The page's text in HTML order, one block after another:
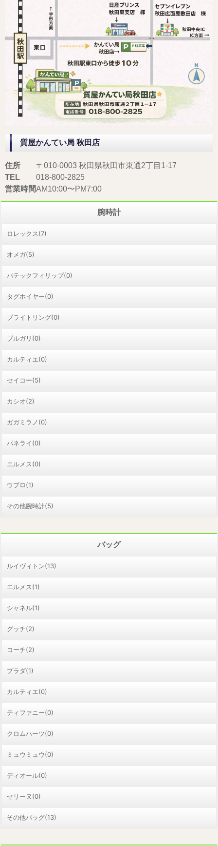
質屋かんてい局 秋田店
住所
〒010-0003 秋田県秋田市東通2丁目1-17
TEL
018-800-2825
営業時間AM10:00〜PM7:00
腕時計
ロレックス(7)
オメガ(5)
パテックフィリップ(0)
タグホイヤー(0)
ブライトリング(0)
ブルガリ(0)
カルティエ(0)
セイコー(5)
カシオ(2)
ガガミラノ(0)
パネライ(0)
エルメス(0)
ウブロ(1)
その他腕時計(5)
バッグ
ルイヴィトン(13)
エルメス(1)
シャネル(1)
グッチ(2)
コーチ(2)
プラダ(1)
カルティエ(0)
ティファニー(0)
クロムハーツ(0)
ミュウミュウ(0)
ディオール(0)
セリーヌ(0)
その他バッグ(13)